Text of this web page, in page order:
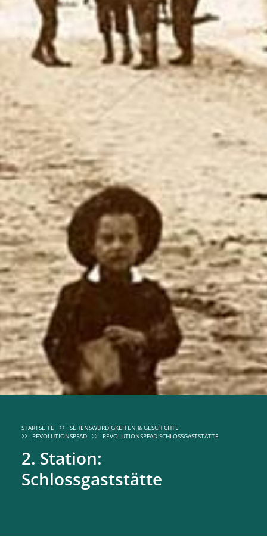
STARTSEITE
SEHENSWÜRDIGKEITEN & GESCHICHTE
REVOLUTIONSPFAD
REVOLUTIONSPFAD SCHLOSSGASTSTÄTTE
2. Station:
Schlossgaststätte